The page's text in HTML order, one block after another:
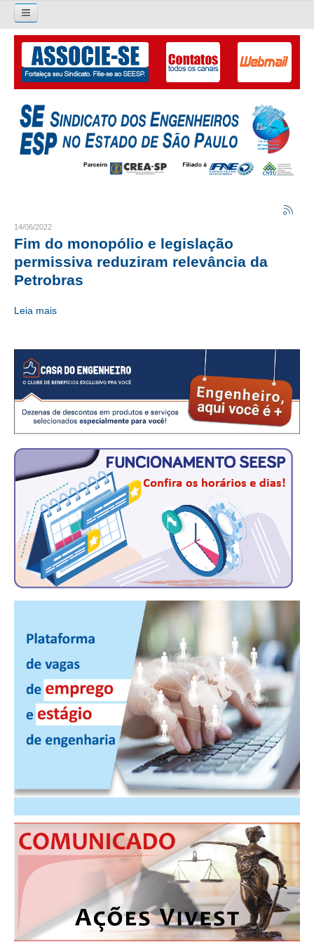
Pesquisar...
O SINDICATO
APRESENTAÇÃO
PALAVRA DO PRESIDENTE
LIVRO GESTÃO 2026-2029
SUBSEDES SINDICAIS
GALERIA EX-PRESIDENTES
ORGANOGRAMA
CONSELHO TECNOLÓGICO
HISTÓRICO E ATUAÇÃO
COMPOSIÇÃO
CONSELHOS ASSESSORES
PERSONALIDADES DA TECNOLOGIA
NÚCLEO DA MULHER ENGENHEIRA
TRANSPARÊNCIA
JURÍDICO
ACORDOS, CONVENÇÕES E DISSÍDIOS
CONTRIBUIÇÃO ASSISTENCIAL
CONTRIBUIÇÃO ASSOCIATIVA OU ANUIDADE DE SÓCIO
CONTRIBUIÇÃO SINDICAL URBANA
REVISÃO DE APOSENTADORIA
FGTS EXPURGOS
FGTS CORREÇÃO
LEGISLAÇÃO
LEI 4.950-A/1966 – PISO SALARIAL
LEI 5.194/1966 – REGULAMENTAÇÃO DA PROFISSÃO
LEI 6.496/1977 – ART
14/06/2022
Fim do monopólio e legislação
permissiva reduziram relevância da
Petrobras
Leia mais